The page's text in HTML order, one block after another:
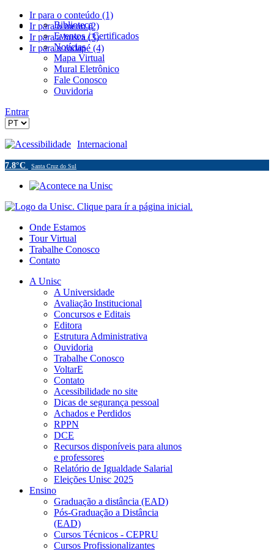
Ir para o conteúdo (1)
Ir para o menu (2)
Ir para a busca (3)
Ir para o rodapé (4)
Biblioteca
Eventos / Certificados
Notícias
Mapa Virtual
Mural Eletrônico
Fale Conosco
Ouvidoria
Entrar
Acessibilidade Internacional
7.8°C Santa Cruz do Sul
Onde Estamos
Tour Virtual
Trabalhe Conosco
Contato
A Unisc
A Universidade
Avaliação Institucional
Concursos e Editais
Editora
Estrutura Administrativa
Ouvidoria
Trabalhe Conosco
VoltarE
Contato
Acessibilidade no site
Dicas de segurança pessoal
Achados e Perdidos
RPPN
DCE
Recursos disponíveis para alunos
e professores
Relatório de Igualdade Salarial
Eleições Unisc 2025
Ensino
Graduação a distância (EAD)
Pós-Graduação a Distância
(EAD)
Cursos Técnicos - CEPRU
Cursos Profissionalizantes